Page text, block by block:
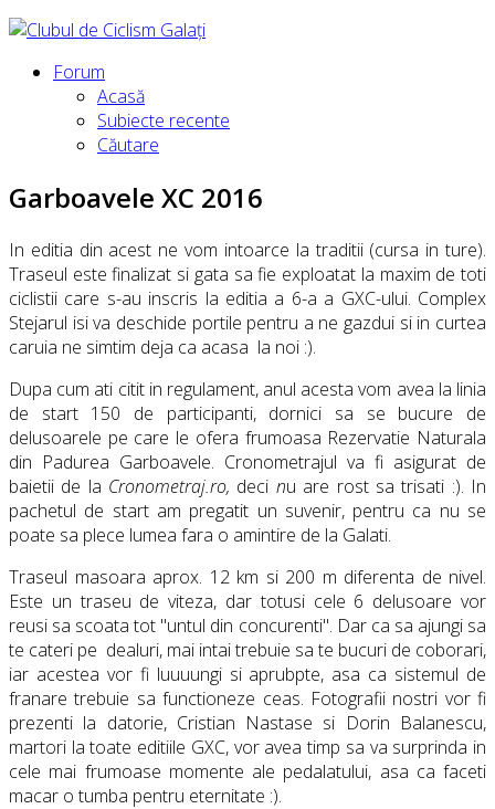
Forum
Acasă
Subiecte recente
Căutare
Garboavele XC 2016
In editia din acest ne vom intoarce la traditii (cursa in ture).
Traseul este finalizat si gata sa fie exploatat la maxim de toti
ciclistii care s-au inscris la editia a 6-a a GXC-ului. Complex
Stejarul isi va deschide portile pentru a ne gazdui si in curtea
caruia ne simtim deja ca acasa la noi :).
Dupa cum ati citit in regulament, anul acesta vom avea la linia
de start 150 de participanti, dornici sa se bucure de
delusoarele pe care le ofera frumoasa Rezervatie Naturala
din Padurea Garboavele. Cronometrajul va fi asigurat de
baietii de la Cronometraj.ro, deci nu are rost sa trisati :). In
pachetul de start am pregatit un suvenir, pentru ca nu se
poate sa plece lumea fara o amintire de la Galati.
Traseul masoara aprox. 12 km si 200 m diferenta de nivel.
Este un traseu de viteza, dar totusi cele 6 delusoare vor
reusi sa scoata tot "untul din concurenti". Dar ca sa ajungi sa
te cateri pe dealuri, mai intai trebuie sa te bucuri de coborari,
iar acestea vor fi luuuungi si aprubpte, asa ca sistemul de
franare trebuie sa functioneze ceas. Fotografii nostri vor fi
prezenti la datorie, Cristian Nastase si Dorin Balanescu,
martori la toate editiile GXC, vor avea timp sa va surprinda in
cele mai frumoase momente ale pedalatului, asa ca faceti
macar o tumba pentru eternitate :).